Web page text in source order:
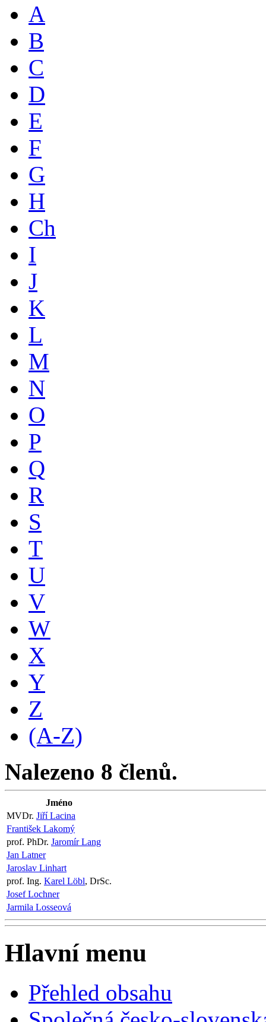
A
B
C
D
E
F
G
H
Ch
I
J
K
L
M
N
O
P
Q
R
S
T
U
V
W
X
Y
Z
(A-Z)
Nalezeno 8 členů.
Jméno
MVDr. Jiří Lacina
František Lakomý
prof. PhDr. Jaromír Lang
Jan Latner
Jaroslav Linhart
prof. Ing. Karel Löbl, DrSc.
Josef Lochner
Jarmila Losseová
Hlavní menu
Přehled obsahu